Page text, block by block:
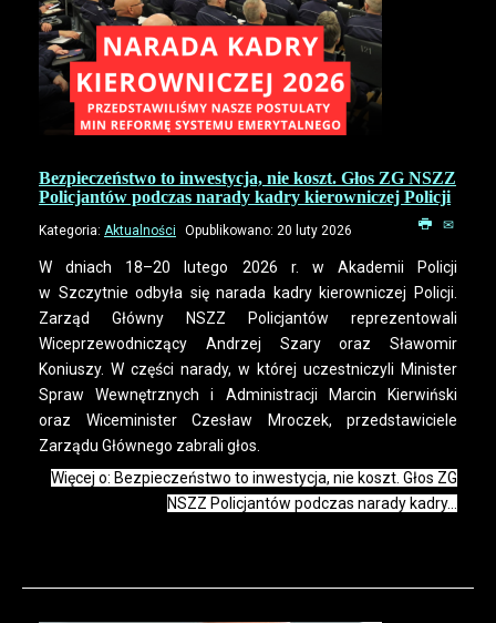
Bezpieczeństwo to inwestycja, nie koszt. Głos ZG NSZZ
Policjantów podczas narady kadry kierowniczej Policji
Kategoria: Aktualności Opublikowano: 20 luty 2026
W dniach 18–20 lutego 2026 r. w Akademii Policji
w Szczytnie odbyła się narada kadry kierowniczej Policji.
Zarząd Główny NSZZ Policjantów reprezentowali
Wiceprzewodniczący Andrzej Szary oraz Sławomir
Koniuszy. W części narady, w której uczestniczyli Minister
Spraw Wewnętrznych i Administracji Marcin Kierwiński
oraz Wiceminister Czesław Mroczek, przedstawiciele
Zarządu Głównego zabrali głos.
Więcej o: Bezpieczeństwo to inwestycja, nie koszt. Głos ZG
NSZZ Policjantów podczas narady kadry...